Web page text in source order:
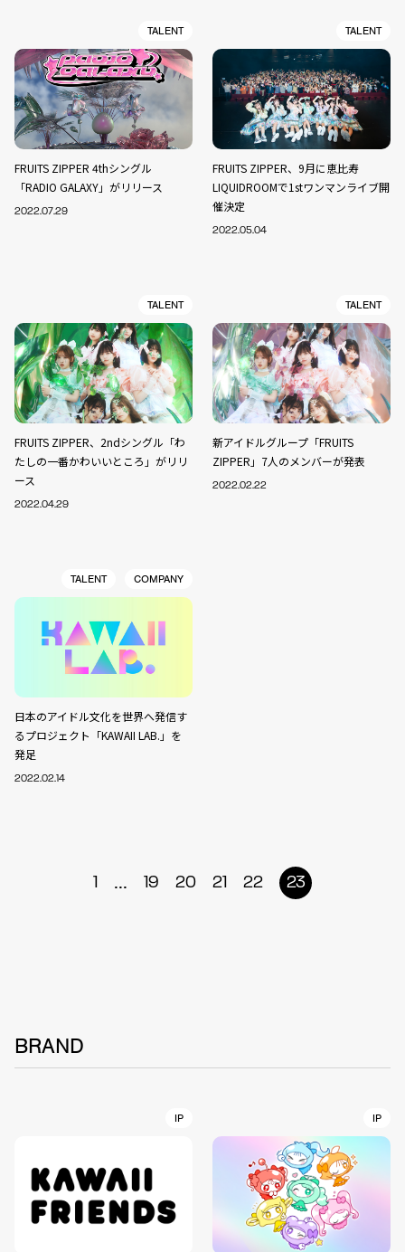
TALENT
FRUITS ZIPPER 4thシングル
「RADIO GALAXY」がリリース
2022.07.29
TALENT
FRUITS ZIPPER、9月に恵比寿
LIQUIDROOMで1stワンマンライブ開
催決定
2022.05.04
TALENT
FRUITS ZIPPER、2ndシングル「わ
たしの一番かわいいところ」がリリ
ース
2022.04.29
TALENT
新アイドルグループ「FRUITS
ZIPPER」7人のメンバーが発表
2022.02.22
TALENT COMPANY
日本のアイドル文化を世界へ発信す
るプロジェクト「KAWAII LAB.」を
発足
2022.02.14
1 ... 19 20 21 22 23
BRAND
IP IP